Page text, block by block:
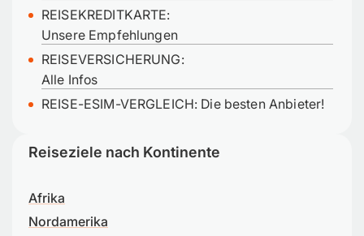
REISEKREDITKARTE:
Unsere Empfehlungen
REISEVERSICHERUNG:
Alle Infos
REISE-ESIM-VERGLEICH: Die besten Anbieter!
Reiseziele nach Kontinente
Afrika
Nordamerika